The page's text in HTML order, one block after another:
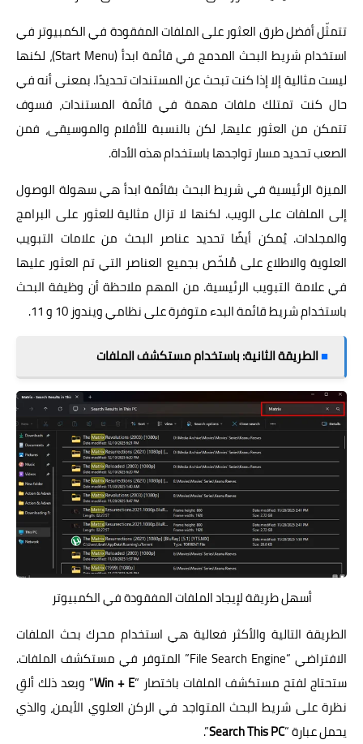
تتمثّل أفضل طرق العثور على الملفات المفقودة في الكمبيوتر في
استخدام شريط البحث المدمج في قائمة ابدأ (Start Menu)، لكنها
ليست مثالية إلا إذا كنت تبحث عن المستندات تحديدًا. بمعنى أنه في
حال كنت تمتلك ملفات مهمة في قائمة المستندات، فسوف
تتمكن من العثور عليها، لكن بالنسبة للأفلام والموسيقى، فمن
الصعب تحديد مسار تواجدها باستخدام هذه الأداة.
الميزة الرئيسية في شريط البحث بقائمة ابدأ هي سهولة الوصول
إلى الملفات على الويب. لكنها لا تزال مثالية للعثور على البرامج
والمجلدات. يُمكن أيضًا تحديد عناصر البحث من علامات التبويب
العلوية والاطلاع على مُلخّص بجميع العناصر التي تم العثور عليها
في علامة التبويب الرئيسية. من المهم ملاحظة أن وظيفة البحث
باستخدام شريط قائمة البدء متوفرة على نظامي ويندوز 10 و 11.
■الطريقة الثانية: باستخدام مستكشف الملفات
أسهل طريقة لإيجاد الملفات المفقودة في الكمبيوتر
الطريقة التالية والأكثر فعالية هي استخدام محرك بحث الملفات
الافتراضي “File Search Engine” المتوفر في مستكشف الملفات.
ستحتاج لفتح مستكشف الملفات باختصار “Win + E” وبعد ذلك ألقِ
نظرة على شريط البحث المتواجد في الركن العلوي الأيمن، والذي
يحمل عبارة “Search This PC
”.